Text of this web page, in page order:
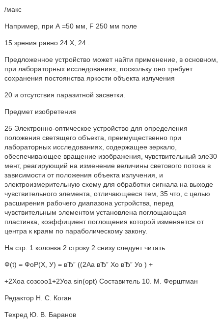
/макс
Например, при А =50 мм, F 250 мм поле
15 зрения равно 24 Х, 24 .
Предложенное устройство может найти применение, в основном,
при лабораторных исследованиях, поскольку оно требует
сохранения постоянства яркости объекта излучения
20 и отсутствия паразитной засветки.
Предмет изобретения
25 Электронно-оптическое устройство для определения
положения светящего объекта, преимущественно при
лабораторных исследованиях, содержащее зеркало,
обеспечивающее вращение изображения, чувствительный эле30
мент, реагирующий на изменение величины светового потока в
зависимости от положения объекта излучения, и
электроизмерительную схему для обработки сигнала на выходе
чувствительного элемента, отличающееся тем, 35 что, с целью
расширения рабочего диапазона устройства, перед
чувствительным элементом установлена поглощающая
пластинка, коэффициент поглощения которой изменяется от
центра к краям по параболическому закону.
На стр. 1 колонка 2 строку 2 снизу следует читать
Ф(t) = ФоР(Х, У) = вЂ” ((2Аа вЂ” Хо вЂ” Уо ) +
+2Хоа созсоо1+2Уоа sin(opt) Составитель 10. М. Ферштман
Редактор Н. С. Коган
Техред Ю. В. Баранов